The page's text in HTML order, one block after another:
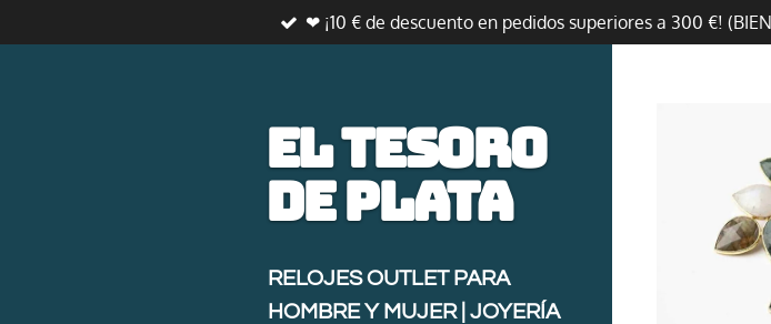
al
❤ ¡10 € de descuento en pedidos superiores a 300 €!
El tesoro
deplata
RELOJES OUTLET PARA
HOMBRE Y MUJER | JOYERÍA